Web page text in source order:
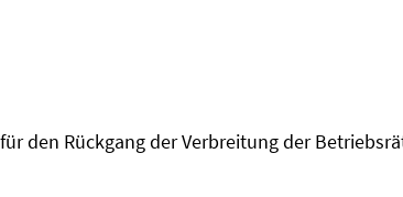
den Rückgang der Verbreitung der